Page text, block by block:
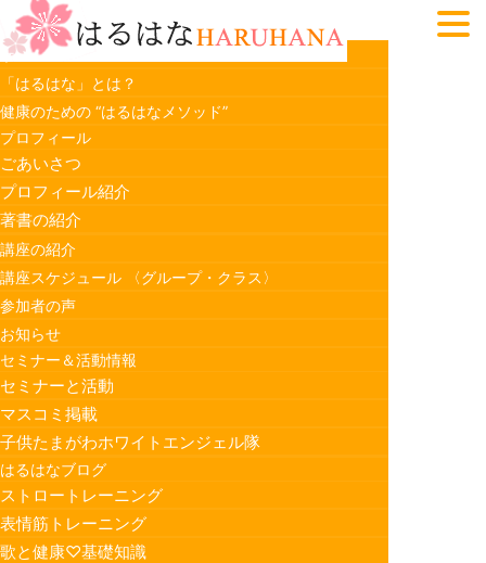
ホーム
「はるはな」とは？
健康のための “はるはなメソッド”
プロフィール
ごあいさつ
プロフィール紹介
著書の紹介
講座の紹介
講座スケジュール 〈グループ・クラス〉
参加者の声
お知らせ
セミナー＆活動情報
セミナーと活動
マスコミ掲載
子供たまがわホワイトエンジェル隊
はるはなブログ
ストロートレーニング
表情筋トレーニング
歌と健康♡基礎知識